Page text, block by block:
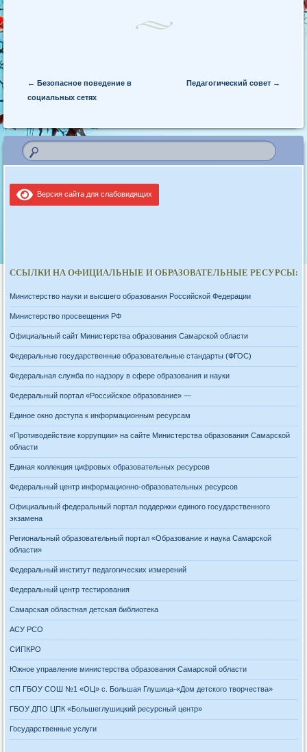
Post navigation
← Безопасное поведение в
социальных сетях
Педагогический совет →
Версия сайта для слабовидящих
ССЫЛКИ НА ОФИЦИАЛЬНЫЕ И ОБРАЗОВАТЕЛЬНЫЕ РЕСУРСЫ:
Министерство науки и высшего образования Российской Федерации
Министерство просвещения РФ
Официальный сайт Министерства образования Самарской области
Федеральные государственные образовательные стандарты (ФГОС)
Федеральная служба по надзору в сфере образования и науки
Федеральный портал «Российское образование» —
Единое окно доступа к информационным ресурсам
«Противодействие коррупции» на сайте Министерства образования Самарской
области
Единая коллекция цифровых образовательных ресурсов
Федеральный центр информационно-образовательных ресурсов
Официальный федеральный портал поддержки единого государственного
экзамена
Региональный образовательный портал «Образование и наука Самарской
области»
Федеральный институт педагогических измерений
Федеральный центр тестирования
Самарская областная детская библиотека
АСУ РСО
СИПКРО
Южное управление министерства образования Самарской области
СП ГБОУ СОШ №1 «ОЦ» с. Большая Глушица-«Дом детского творчества»
ГБОУ ДПО ЦПК «Большеглушицкий ресурсный центр»
Государственные услуги